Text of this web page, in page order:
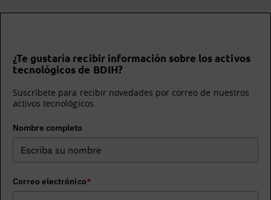
¿Te gustaría recibir información sobre los activos
tecnológicos de BDIH?
Suscríbete para recibir novedades por correo de nuestros
activos tecnológicos.
Nombre completo
Correo electrónico*